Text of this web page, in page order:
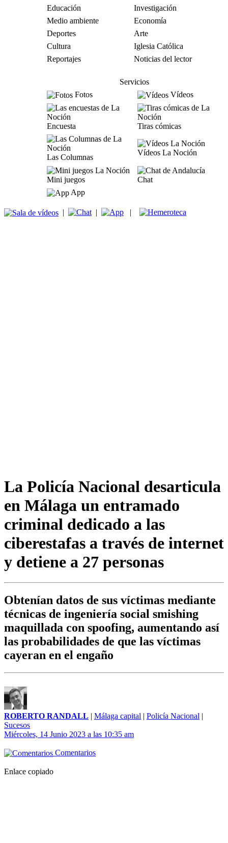
Educación
Investigación
Medio ambiente
Economía
Deportes
Arte
Cultura
Iglesia Católica
Reportajes
Noticias del lector
Servicios
Fotos
Vídeos
Encuesta Tiras cómicas
Las Columnas
Vídeos La Noción
Mini juegos
Chat
App
| | |
La Policía Nacional desarticula
en Málaga un entramado
criminal dedicado a las
ciberestafas a través de internet
y detiene a 27 personas
Obtenían datos de sus víctimas mediante
técnicas de ingeniería social smishing
maquillada con spoofing, aumentando así
las probabilidades de que las víctimas
cayeran en el engaño
ROBERTO RANDALL | Málaga capital | Policía Nacional |
Sucesos
Miércoles, 14 Junio 2023 a las 10:35 am
Comentarios
Enlace copiado